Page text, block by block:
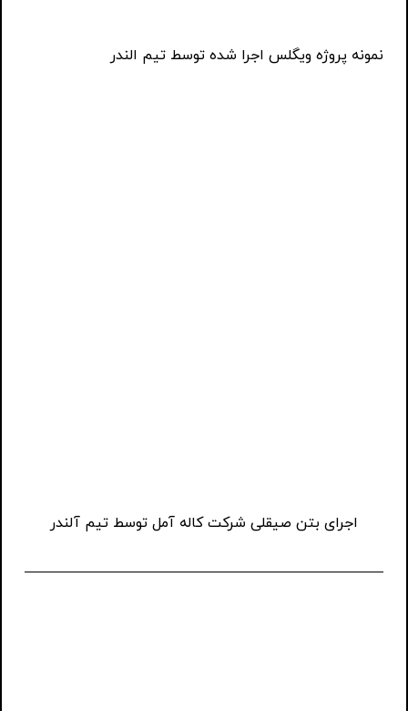
نمونه پروژه ویگلس اجرا شده توسط تیم الندر
اجرای بتن صیقلی شرکت کاله آمل توسط تیم آلندر